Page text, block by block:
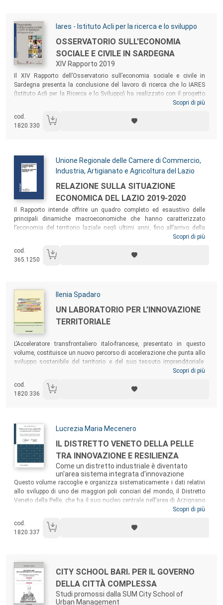
Autori:
Iares - Istituto Acli per la ricerca e lo sviluppo
Titolo:
OSSERVATORIO SULL'ECONOMIA
SOCIALE E CIVILE IN SARDEGNA
XIV Rapporto 2019
Sommario:
Il XIV Rapporto dell’Osservatorio sull’economia sociale e civile in
Sardegna presenta la conclusione del lavoro di ricerca che lo IARES
(Istituto Acli per la Ricerca e lo Sviluppo) ha realizzato con il progetto
“Analisi per indicatori complessi del Capitale Sociale e delle Condizioni
inedita della Sardegna, su cui ragionare per immaginarne tendenze,
scenari imminenti e nuove strategie di crescita.
Scopri di più
cod.
1820.330
Autori:
Unione Regionale delle Camere di Commercio,
Industria, Artigianato e Agricoltura del Lazio
Titolo:
RELAZIONE SULLA SITUAZIONE
ECONOMICA DEL LAZIO 2019-2020
Sommario:
Il Rapporto intende offrire un quadro completo ed esaustivo delle
principali dinamiche macroeconomiche che hanno caratterizzato
l’economia del territorio laziale negli ultimi anni, fino all’arrivo della
pandemia Covid-19 nei primi mesi del 2020. L’emergenza
contagi hanno causato effetti dirompenti sull’economia del Paese, con
ricadute ancora incerte sugli scenari futuri ma molto significative
Scopri di più
cod.
365.1250
Autori:
Ilenia Spadaro
Titolo:
UN LABORATORIO PER L’INNOVAZIONE
TERRITORIALE
Sommario:
L’Acceleratore transfrontaliero italo-francese, presentato in questo
volume, costituisce un nuovo percorso di accelerazione che punta allo
sviluppo sostenibile del territorio e del suo tessuto imprenditoriale.
Nell’ambito dell’Acceleratore il concetto di quadrupla elica trova la sua
innovazione territoriale dove i diversi attori – imprese, ricerca,
istituzioni ed esperti – possono collaborare e mettere a fattor comune
Scopri di più
cod.
1820.336
Autori:
Lucrezia Maria Mecenero
Titolo:
IL DISTRETTO VENETO DELLA PELLE
TRA INNOVAZIONE E RESILIENZA
Come un distretto industriale è diventato
un'area sistema integrata d'innovazione
Sommario:
Questo volume raccoglie e organizza sistematicamente i dati relativi
allo sviluppo di uno dei maggiori poli conciari del mondo, il Distretto
Veneto della Pelle, che ha il suo nucleo centrale nell’area di Arzignano
e della Valle del Chiampo, nel vicentino. Il testo si focalizza in
esame tutte le diverse anime che compongono questa realtà, e non
solo l’industria conciaria in senso stretto.
Scopri di più
cod.
1820.337
Autori:
Titolo:
CITY SCHOOL BARI. PER IL GOVERNO
DELLA CITTÀ COMPLESSA
Studi promossi dalla SUM City School of
Urban Management